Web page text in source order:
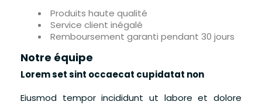
Produits haute qualité
Service client inégalé
Remboursement garanti pendant 30 jours
Notre équipe
Lorem set sint occaecat cupidatat non
Eiusmod tempor incididunt ut labore et dolore